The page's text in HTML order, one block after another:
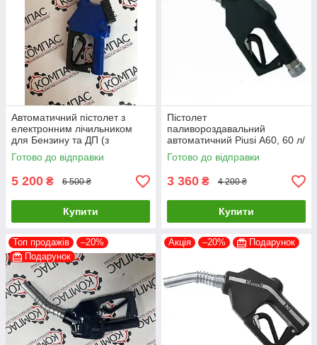
Автоматичний пістолет з
електронним лічильником
для Бензину та ДП (з
відсікачем) 70 л/хв
Готово до відправки
5 200 ₴ 6 500 ₴
Купити
Пістолет
паливороздавальний
автоматичний Piusi А60, 60 л/
хв (з відсікачем) Італія
Готово до відправки
3 360 ₴ 4 200 ₴
Купити
Топ продажів
–20%
Подарунок
Акція –20% Подарунок